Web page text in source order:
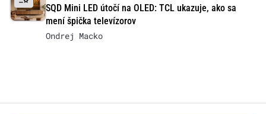
SQD Mini LED útočí na OLED: TCL ukazuje, ako sa
mení špička televízorov
Ondrej Macko